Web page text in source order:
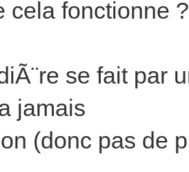
cela fonctionne
se fait par
jamais
(donc pas de